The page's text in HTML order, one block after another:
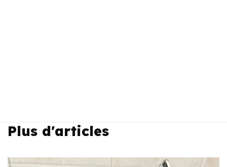
Plus d'articles